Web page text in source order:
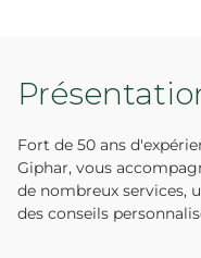
Fort de 50 ans
Giphar, vous
de nombreux services,
des conseils